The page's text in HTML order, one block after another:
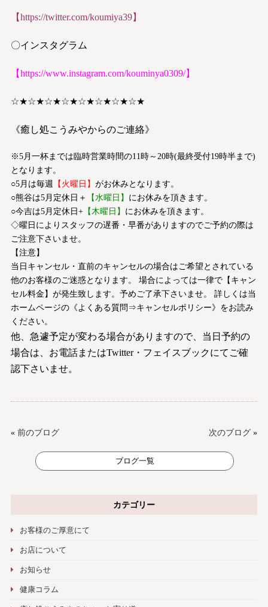
【https://twitter.com/koumiya39】
〇インスタグラム
【https://www.instagram.com/kouminya0309/】
☆★☆★☆★☆★☆★☆★☆★☆★
《癒し処こうみやからのご連絡》
※5月一杯までは臨時営業時間の11時～20時(最終受付19時半まで)
となります。
○5月は毎週
【火曜日】 がお休みとなります。
○熊谷は5月定休日＋
【水曜日】 にお休みを頂きます。
○今吉は5月定休日+【木曜日】 にお休みを頂きます。
◇曜日によりスタッフの遅番・早番がありますのでご予約の際は
ご注意下さいませ。
【注意】
当日キャンセル・直前のキャンセルの場合はご希望とされている
他のお客様のご迷惑となります。 場合によっては一律で【キャン
セル料金】が発生致します。予めご了承下さいませ。 詳しくは当
ホームページの《よくある質問⇒キャンセルポリシー》をお読み
ください。
他、急遽予定が変わる場合がありますので、当日予約の
場合は、お電話またはTwitter・フェイスブックにてご確
認下さいませ。
« 前のブログ 次のブログ »
ブログ一覧
カテゴリー
お客様のご厚意にて
お店について
お知らせ
健康コラム